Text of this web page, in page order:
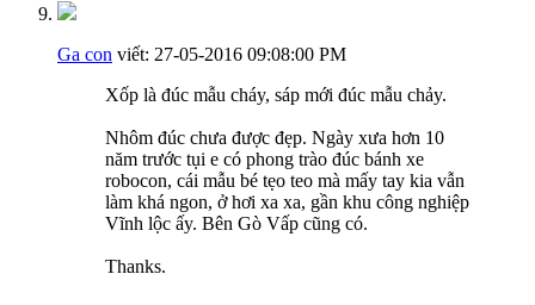
Ga con viết: 27-05-2016 09:08:00 PM
Xốp là đúc mẫu cháy, sáp mới đúc mẫu chảy.
Nhôm đúc chưa được đẹp. Ngày xưa hơn 10
năm trước tụi e có phong trào đúc bánh xe
robocon, cái mẫu bé tẹo teo mà mấy tay kia vẫn
làm khá ngon, ở hơi xa xa, gần khu công nghiệp
Vĩnh lộc ấy. Bên Gò Vấp cũng có.
Thanks.